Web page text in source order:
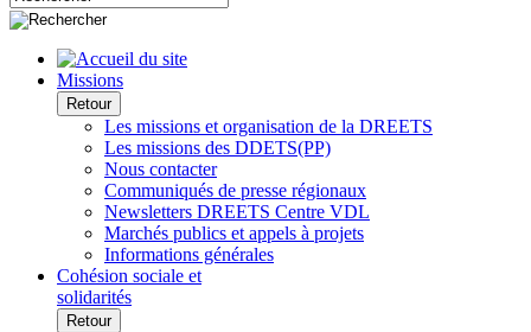
Missions
Retour
Les missions et organisation de la DREETS
Les missions des DDETS(PP)
Nous contacter
Communiqués de presse régionaux
Newsletters DREETS Centre VDL
Marchés publics et appels à projets
Informations générales
Cohésion sociale et
solidarités
Retour